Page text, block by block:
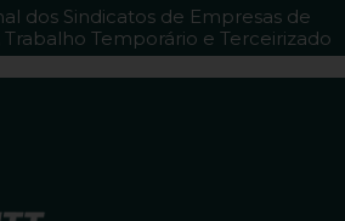
dos Sindicatos de Empresas de
Temporário e Terceirizado